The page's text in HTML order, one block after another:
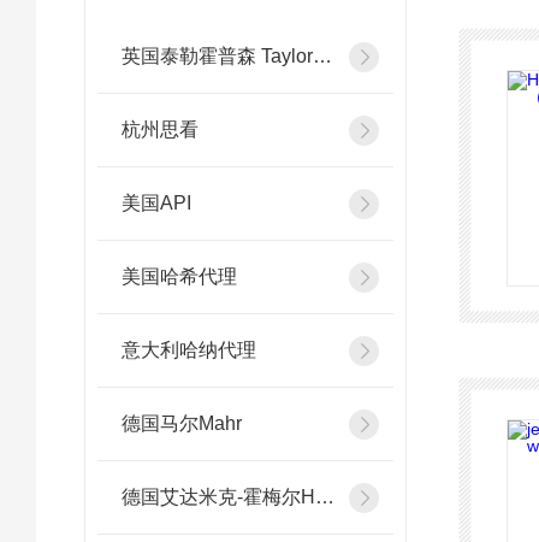
英国泰勒霍普森 Taylor Hobson
杭州思看
美国API
美国哈希代理
意大利哈纳代理
德国马尔Mahr
德国艾达米克-霍梅尔Hommel